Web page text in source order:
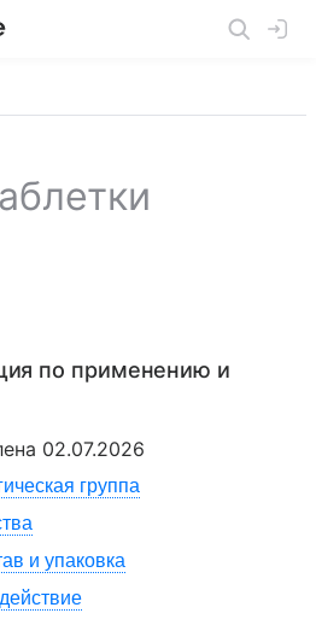
по применению и
02.07.2026
группа
и упаковка